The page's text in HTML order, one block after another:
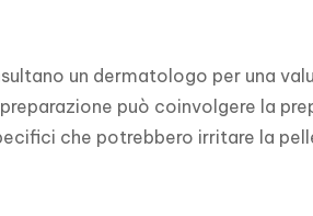
un dermatologo per una
può coinvolgere la
che potrebbero irritare la